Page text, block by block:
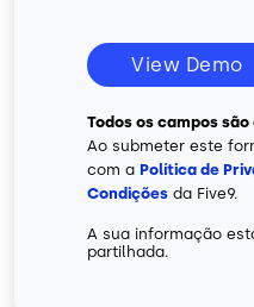
View Demo
Todos os campos
Ao submeter este
com a Política de
Condições da Five9.
A sua informação
partilhada.